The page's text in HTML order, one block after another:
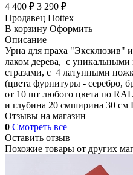
4 400 ₽ 3 290 ₽
Продавец Hottex
В корзину Оформить
Описание
Урна для праха "Эксклюзив"
лаком дерева, с уникальными
стразами, с 4 латунными
(цвета фурнитуры - серебро,
от 10 шт любого цвета по
и глубина 20 смширина 30 см
Отзывы на магазин
0 Смотреть все
Оставить отзыв
Похожие товары от других